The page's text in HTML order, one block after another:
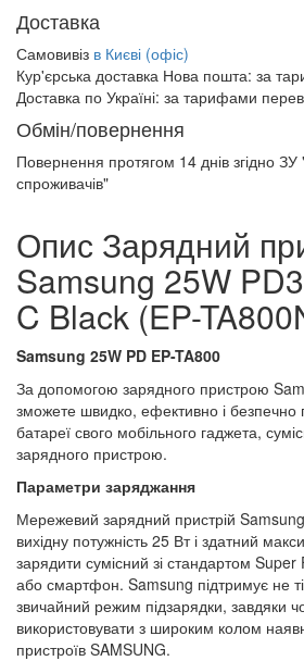
Доставка
Самовивіз в Києві (офіс)
Кур'єрська доставка Нова пошта: за
Доставка по Україні: за тарифами
Обмін/повернення
Повернення протягом 14 днів згідно
спроживачів"
Опис Зарядний
Samsung 25W
C Black (EP-
Samsung 25W PD EP-TA800
За допомогою зарядного пристрою
зможете швидко, ефективно і безпечно
батареї свого мобільного гаджета,
зарядного пристрою.
Параметри заряджання
Мережевий зарядний пристрій
вихідну потужність 25 Вт і здатний
зарядити сумісний зі стандартом
або смартфон. Samsung підтримує не
звичайний режим підзарядки, завдяки
використовувати з широким колом
пристроїв SAMSUNG.